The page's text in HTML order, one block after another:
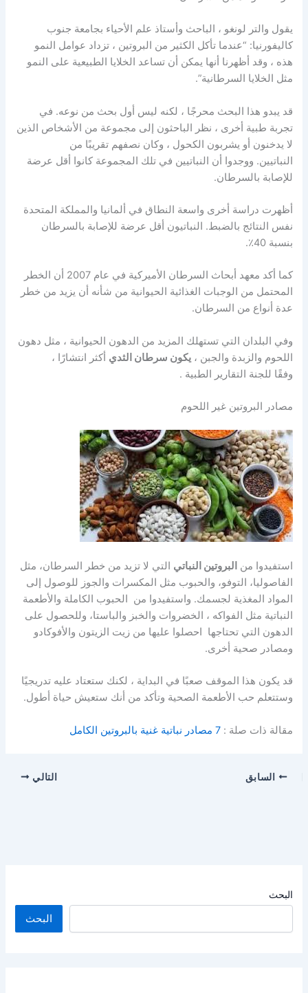
البحث
البحث
يقول والتر لونغو ، الباحث وأستاذ علم الأحياء بجامعة جنوب
كاليفورنيا: “عندما تأكل الكثير من البروتين ، تزداد عوامل النمو
هذه ، وقد أظهرنا أنها يمكن أن تساعد الخلايا الطبيعية على النمو
مثل الخلايا السرطانية”.
قد يبدو هذا البحث محرجًا ، لكنه ليس أول بحث من نوعه. في
تجربة طبية أخرى ، نظر الباحثون إلى مجموعة من الأشخاص الذين
لا يدخنون أو يشربون الكحول ، وكان نصفهم تقريبًا من
النباتيين. ووجدوا أن النباتيين في تلك المجموعة كانوا أقل عرضة
للإصابة بالسرطان.
أظهرت دراسة أخرى واسعة النطاق في ألمانيا والمملكة المتحدة
نفس النتائج بالضبط. النباتيون أقل عرضة للإصابة بالسرطان
بنسبة 40٪.
كما أكد معهد أبحاث السرطان الأميركية في عام 2007 أن الخطر
المحتمل من الوجبات الغذائية الحيوانية من شأنه أن يزيد من خطر
عدة أنواع من السرطان.
وفي البلدان التي تستهلك المزيد من الدهون الحيوانية ، مثل دهون
اللحوم والزبدة والجبن ،يكون سرطان الثدي أكثر انتشارًا ،
وفقًا للجنة التقارير الطبية .
مصادر البروتين غير اللحوم
استفيدوا من البروتين النباتي التي لا تزيد من خطر السرطان، مثل
الفاصوليا، التوفو، والحبوب مثل المكسرات والجوز للوصول إلى
المواد المغذية لجسمك. واستفيدوا من الحبوب الكاملة والأطعمة
النباتية مثل الفواكه ، الخضروات والخبز والباستا، وللحصول على
الدهون التي تحتاجها احصلوا عليها منزيت الزيتون والأفوكادو
ومصادر صحية أخرى.
قد يكون هذا الموقف صعبًا في البداية ، لكنك ستعتاد عليه تدريجيًا
وستتعلم حب
الأطعمة الصحية وتأكد من أنك ستعيش حياة أطول.
مقالة ذات صلة :7 مصادر نباتية غنية بالبروتين الكامل
السابق التالي